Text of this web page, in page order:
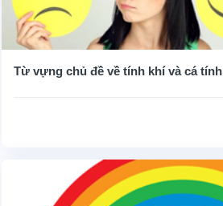
Từ vựng chủ đề về tính khí và cá tính